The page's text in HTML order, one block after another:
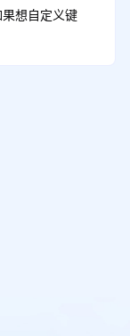
想自定义键